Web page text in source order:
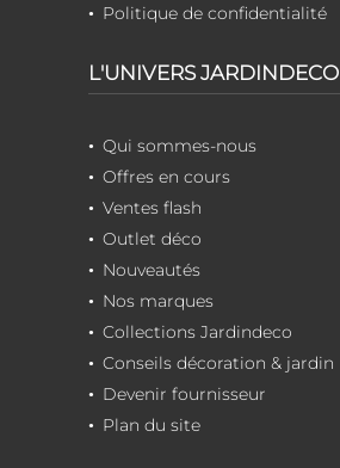
Politique de confidentialité
L'UNIVERS JARDINDECO
Qui sommes-nous
Offres en cours
Ventes flash
Outlet déco
Nouveautés
Nos marques
Collections Jardindeco
Conseils décoration & jardin
Devenir fournisseur
Plan du site